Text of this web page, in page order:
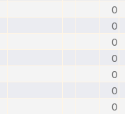
0
0
0
0
0
0
0